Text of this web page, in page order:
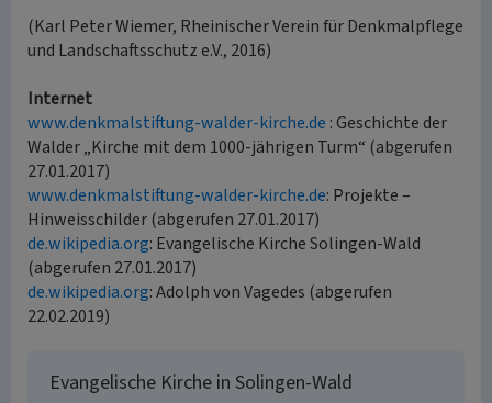
(Karl Peter Wiemer, Rheinischer Verein für Denkmalpflege
und Landschaftsschutz e.V., 2016)
Internet
www.denkmalstiftung-walder-kirche.de : Geschichte der
Walder „Kirche mit dem 1000-jährigen Turm“ (abgerufen
27.01.2017)
www.denkmalstiftung-walder-kirche.de: Projekte –
Hinweisschilder (abgerufen 27.01.2017)
de.wikipedia.org: Evangelische Kirche Solingen-Wald
(abgerufen 27.01.2017)
de.wikipedia.org: Adolph von Vagedes (abgerufen
22.02.2019)
Evangelische Kirche in Solingen-Wald